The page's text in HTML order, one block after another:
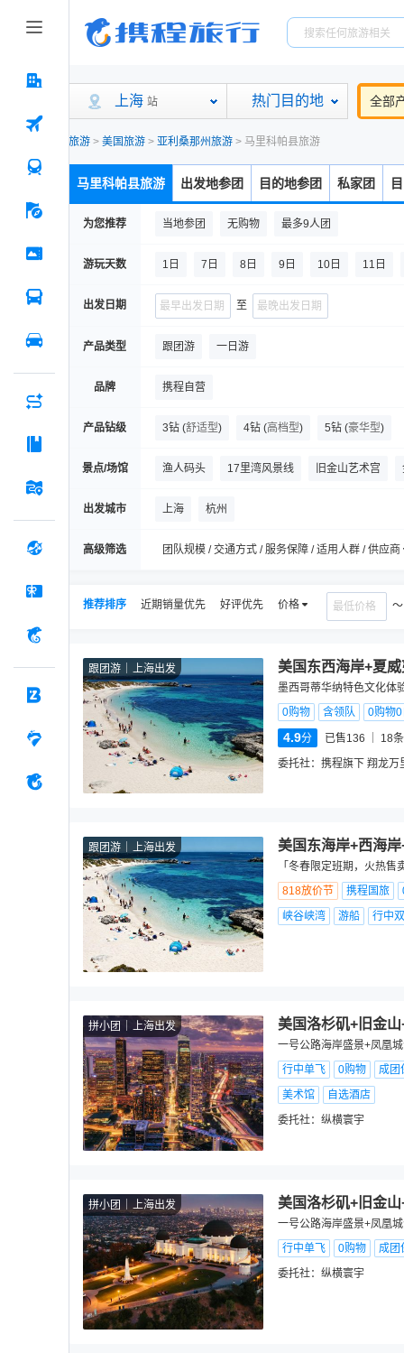
上海 站 热门目的地 全部
旅游 > 美国旅游 > 亚利桑那州旅游 > 马里科帕县旅游
马里科帕县旅游 出发地参团 目的地参团 私家团
为您推荐 当地参团 无购物 最多9人团
游玩天数 1日 7日 8日 9日 10日 11日
出发日期 至
产品类型 跟团游 一日游
品牌 携程自营
产品钻级 3钻 (舒适型) 4钻 (高档型) 5钻 (豪华型)
景点/场馆 渔人码头 17里湾风景线 旧金山艺术宫
圣巴巴拉老教堂
出发城市 上海 杭州
高级筛选 团队规模 / 交通方式 / 服务保障 / 适用人群 / 供应商
推荐排序 近期销量优先 好评优先 价格
跟团游 上海出发 美国东西海岸+夏
墨西哥蒂华纳特色文化体
0购物
含领队 0购物
4.9分 已售136 18
委托社： 携程旗下 翔龙万
跟团游 上海出发 美国东海岸+西海
「冬春限定班期，火热
818放价节
携程国旅
峡谷峡湾
游船 行中
拼小团 上海出发 美国洛杉矶+旧金
一号公路海岸盛景+凤凰
行中单飞
0购物
成团
美术馆
自选酒店
委托社： 纵横寰宇
拼小团 上海出发 美国洛杉矶+旧金
一号公路海岸盛景+凤凰
行中单飞
0购物
成团
委托社： 纵横寰宇